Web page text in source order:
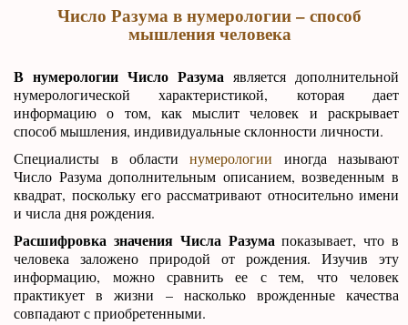
Число Разума в нумерологии – способ
мышления человека
В нумерологии Число Разума является дополнительной
нумерологической характеристикой, которая дает
информацию о том, как мыслит человек и раскрывает
способ мышления, индивидуальные склонности личности.
Специалисты в областинумерологии иногда называют
Число Разума дополнительным описанием, возведенным в
квадрат, поскольку его рассматривают относительно имени
и числа дня рождения.
Расшифровка значения Числа Разума показывает, что в
человека заложено природой от рождения. Изучив эту
информацию, можно сравнить ее с тем, что человек
практикует в жизни – насколько врожденные качества
совпадают с приобретенными.